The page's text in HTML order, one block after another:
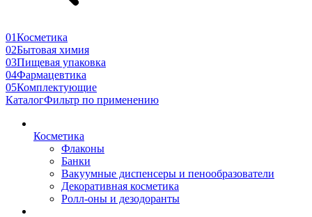
01Косметика
02Бытовая химия
03Пищевая упаковка
04Фармацевтика
05Комплектующие
КаталогФильтр по применению
Косметика
Флаконы
Банки
Вакуумные диспенсеры и пенообразователи
Декоративная косметика
Ролл-оны и дезодоранты